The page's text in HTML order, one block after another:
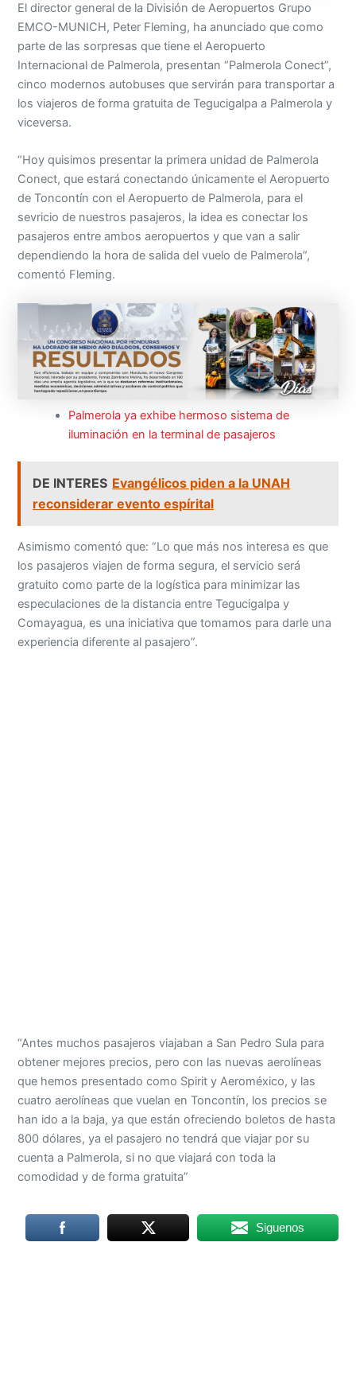
El director general de la División de Aeropuertos Grupo
EMCO-MUNICH, Peter Fleming, ha anunciado que como
parte de las sorpresas que tiene el Aeropuerto
Internacional de Palmerola, presentan “Palmerola Conect”,
cinco modernos autobuses que servirán para transportar a
los viajeros de forma gratuita de Tegucigalpa a Palmerola y
viceversa.
“Hoy quisimos presentar la primera unidad de Palmerola
Conect, que estará conectando únicamente el Aeropuerto
de Toncontín con el Aeropuerto de Palmerola, para el
sevricio de nuestros pasajeros, la idea es conectar los
pasajeros entre ambos aeropuertos y que van a salir
dependiendo la hora de salida del vuelo de Palmerola”,
comentó Fleming.
Palmerola ya exhibe hermoso sistema de
iluminación en la terminal de pasajeros
DE INTERES Evangélicos piden a la UNAH
reconsiderar evento espírital
Asimismo comentó que: “Lo que más nos interesa es que
los pasajeros viajen de forma segura, el servicio será
gratuito como parte de la logística para minimizar las
especulaciones de la distancia entre Tegucigalpa y
Comayagua, es una iniciativa que tomamos para darle una
experiencia diferente al pasajero”.
“Antes muchos pasajeros viajaban a San Pedro Sula para
obtener mejores precios, pero con las nuevas aerolíneas
que hemos presentado como Spirit y Aeroméxico, y las
cuatro aerolíneas que vuelan en Toncontín, los precios se
han ido a la baja, ya que están ofreciendo boletos de hasta
800 dólares, ya el pasajero no tendrá que viajar por su
cuenta a Palmerola, si no que viajará con toda la
comodidad y de forma gratuita”
Siguenos